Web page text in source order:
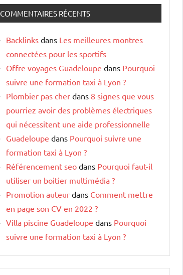
COMMENTAIRES RÉCENTS
Backlinks dans Les meilleures montres
connectées pour les sportifs
Offre voyages Guadeloupe dans Pourquoi
suivre une formation taxi à Lyon ?
Plombier pas cher dans 8 signes que vous
pourriez avoir des problèmes électriques
qui nécessitent une aide professionnelle
Guadeloupe dans Pourquoi suivre une
formation taxi à Lyon ?
Référencement seo dans Pourquoi faut-il
utiliser un boitier multimédia ?
Promotion auteur dans Comment mettre
en page son CV en 2022 ?
Villa piscine Guadeloupe dans Pourquoi
suivre une formation taxi à Lyon ?